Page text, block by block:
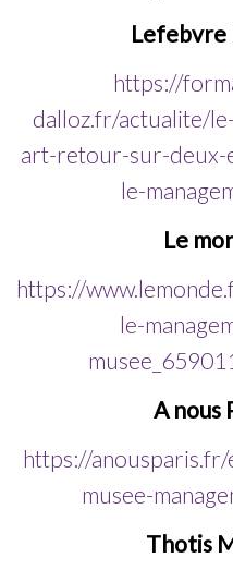
Lefebvre
https://
dalloz.fr/actualite/
art-retour-sur-deux-
le-
Le
https://
le-
A nous
https://
musee-
Thotis